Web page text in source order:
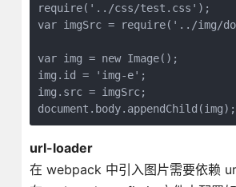
require('../css/test.css');
var imgSrc = require('../img/
var img = new Image();
img.id = 'img-e';
img.src = imgSrc;
document.body.appendChild(img);
url-loader
在 webpack 中引入图片需要依赖